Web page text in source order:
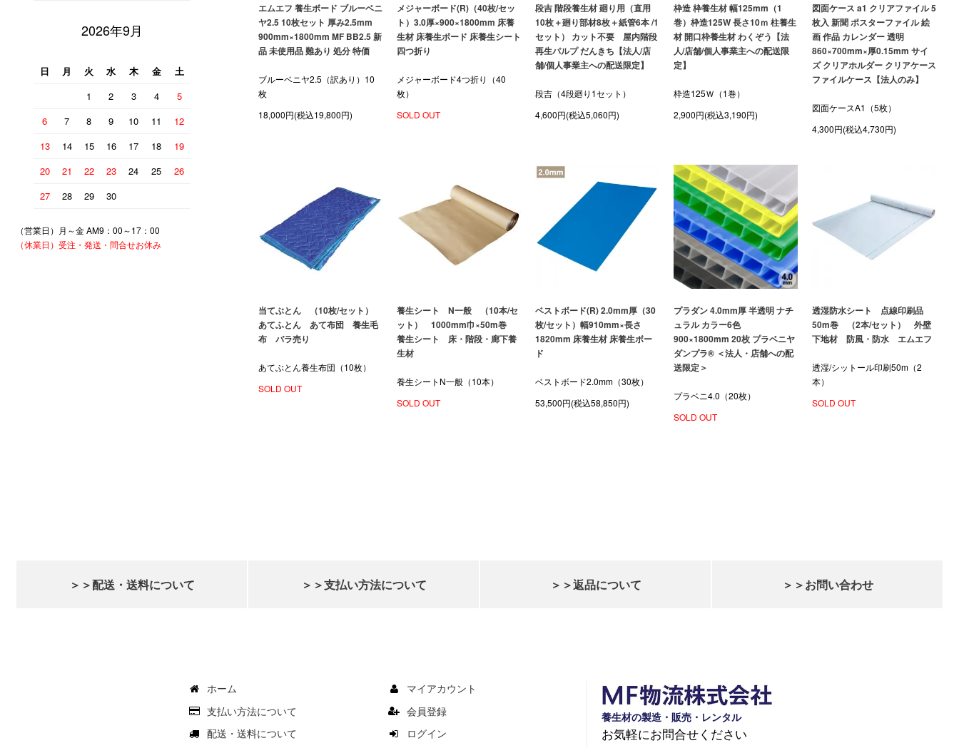
2026年9月
日 月 火 水 木 金
土
1
2 3 4
5
6
7 8 9 10 11
12
13
14 15 16 17 18
19
20
21 22 23 24 25
26
27
28 29 30
（営業日）月～金 AM9：00～17：00
（休業日）受注・発送・問合せお休み
エムエフ 養生ボード ブルーベニ
ヤ2.5 10枚セット 厚み2.5mm
900mm×1800mm MF BB2.5 新
品 未使用品 難あり 処分 特価
ブルーベニヤ2.5（訳あり）10
枚
18,000円(税込19,800円)
メジャーボード(R)（40枚/セッ
ト）3.0厚×900×1800mm 床養
生材 床養生ボード 床養生シート
四つ折り
メジャーボード4つ折り（40
枚）
SOLD OUT
段吉 階段養生材 廻り用（直用
10枚＋廻り部材8枚＋紙管6本 /1
セット） カット不要 屋内階段
再生パルプ だんきち【法人/店
舗/個人事業主への配送限定】
段吉（4段廻り1セット）
4,600円(税込5,060円)
枠造 枠養生材 幅125mm（1
巻）枠造125W 長さ10ｍ 柱養生
材 開口枠養生材 わくぞう【法
人/店舗/個人事業主への配送限
定】
枠造125Ｗ（1巻）
2,900円(税込3,190円)
図面ケース a1 クリアファイル 5
枚入 新聞 ポスターファイル 絵
画 作品 カレンダー 透明
860×700mm×厚0.15mm サイ
ズ クリアホルダー クリアケース
ファイルケース【法人のみ】
図面ケースA1（5枚）
4,300円(税込4,730円)
当てぶとん （10枚/セット）
あてふとん あて布団 養生毛
布 バラ売り
あてぶとん養生布団（10枚）
SOLD OUT
養生シート N一般 （10本/セ
ット） 1000mm巾×50m巻
養生シート 床・階段・廊下養
生材
養生シートN一般（10本）
SOLD OUT
ベストボード(R) 2.0mm厚（30
枚/セット）幅910mm×長さ
1820mm 床養生材 床養生ボー
ド
ベストボード2.0mm（30枚）
53,500円(税込58,850円)
プラダン 4.0mm厚 半透明 ナチ
ュラル カラー6色
900×1800mm 20枚 プラベニヤ
ダンプラ® ＜法人・店舗への配
送限定＞
プラベニ4.0（20枚）
SOLD OUT
透湿防水シート 点線印刷品
50m巻 （2本/セット） 外壁
下地材 防風・防水 エムエフ
透湿/シットール印刷50m（2
本）
SOLD OUT
＞＞配送・送料について ＞＞支払い方法について ＞＞返品について ＞＞お問い合わせ
ホーム
支払い方法について
配送・送料について
マイアカウント
会員登録
ログイン
養生材の製造・販売・レンタル
お気軽にお問合せください